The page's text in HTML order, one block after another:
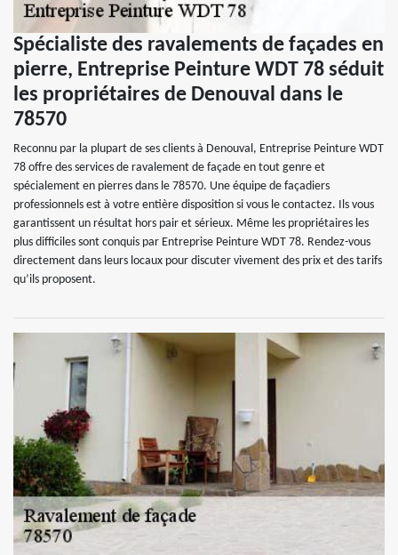
Spécialiste des ravalements de façades en
pierre, Entreprise Peinture WDT 78 séduit
les propriétaires de Denouval dans le
78570
Reconnu par la plupart de ses clients à Denouval, Entreprise Peinture WDT
78 offre des services de ravalement de façade en tout genre et
spécialement en pierres dans le 78570. Une équipe de façadiers
professionnels est à votre entière disposition si vous le contactez. Ils vous
garantissent un résultat hors pair et sérieux. Même les propriétaires les
plus difficiles sont conquis par Entreprise Peinture WDT 78. Rendez-vous
directement dans leurs locaux pour discuter vivement des prix et des tarifs
qu’ils proposent.